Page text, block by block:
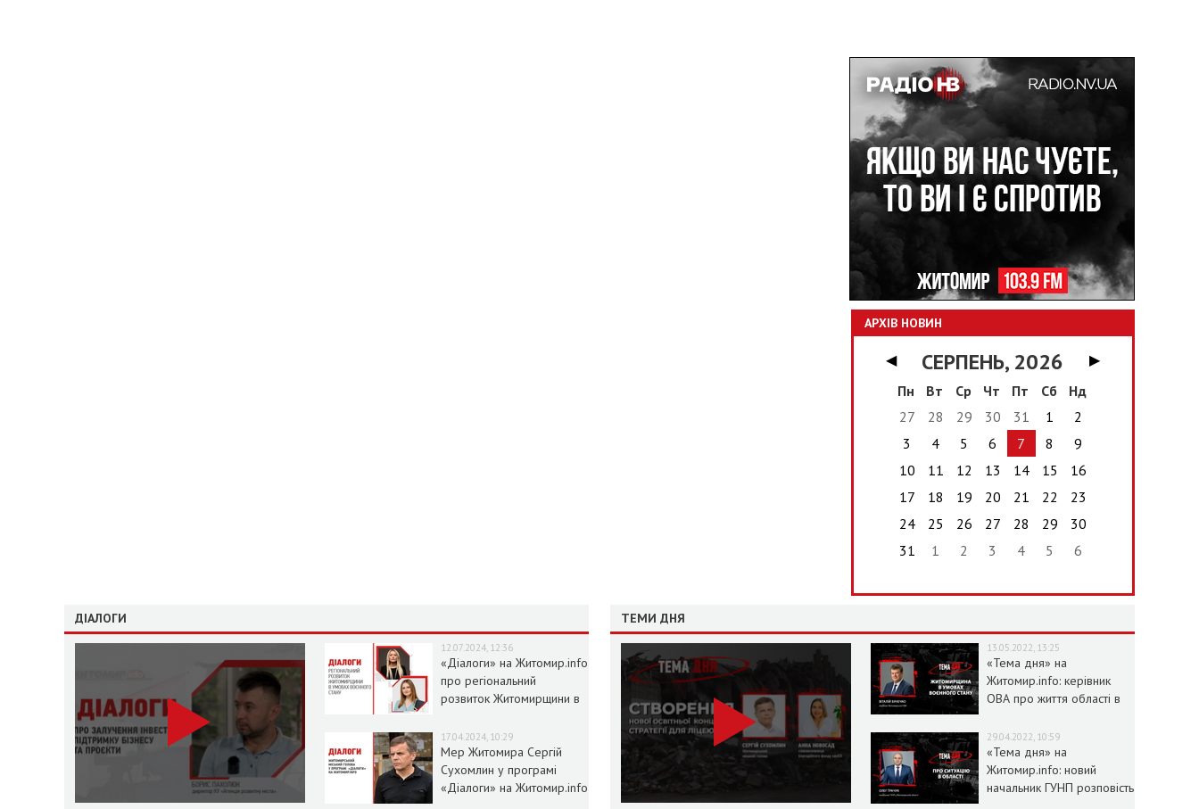
АРХІВ НОВИН
◀ СЕРПЕНЬ, 2026
▶
Пн
Вт Ср Чт Пт Сб
Нд
27
28 29 30 31 1
2
3
4 5 6 7 8
9
10
11 12 13 14 15
16
17
18 19 20 21 22
23
24
25 26 27 28 29
30
31
1 2 3 4 5 6
ДІАЛОГИ
12.07.2024, 12:36
«Діалоги» на Житомир.info
про регіональний
розвиток Житомирщини в
17.04.2024, 10:29
Мер Житомира Сергій
Сухомлин у програмі
«Діалоги» на Житомир.info
ТЕМИ ДНЯ
13.05.2022, 13:25
«Тема дня» на
Житомир.info: керівник
ОВА про життя області в
29.04.2022, 10:59
«Тема дня» на
Житомир.info: новий
начальник ГУНП розповість